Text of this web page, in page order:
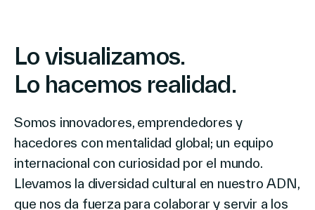
Lo visualizamos.
Lo hacemos realidad.
Somos innovadores, emprendedores y
hacedores con mentalidad global; un equipo
internacional con curiosidad por el mundo.
Llevamos la diversidad cultural en nuestro ADN,
que nos da fuerza para colaborar y servir a los